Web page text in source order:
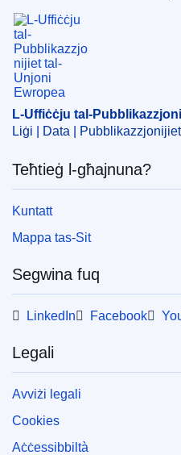
Suġġett:
amministrattiva
oriġinarju
Svizzera
CELEX : 52024PC0344
COMNAT :
L-Uffiċċju tal-
L-Uffiċċju tal-
Liġi | Data | Pubblikazzjonijiet
Teħtieġ l-għajnuna?
Kuntatt
Mappa tas-Sit
Segwina fuq
LinkedIn Facebook
Legali
Avviżi legali
Cookies
Aċċessibbiltà